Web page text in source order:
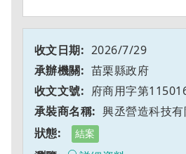
2026/7/29
苗栗縣政府
府商用字第
興丞營造科技
結案